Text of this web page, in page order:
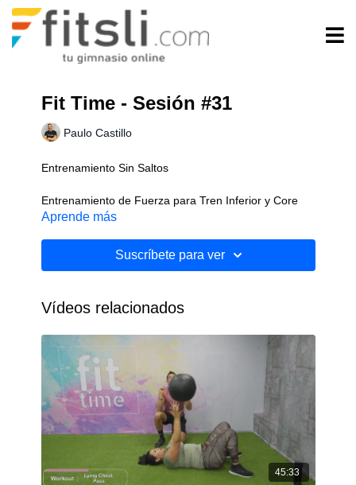
Fit Time - Sesión #31
Paulo Castillo
Entrenamiento Sin Saltos
Entrenamiento de Fuerza para Tren Inferior y Core
Aprende más
Suscríbete para ver
Vídeos relacionados
45:33